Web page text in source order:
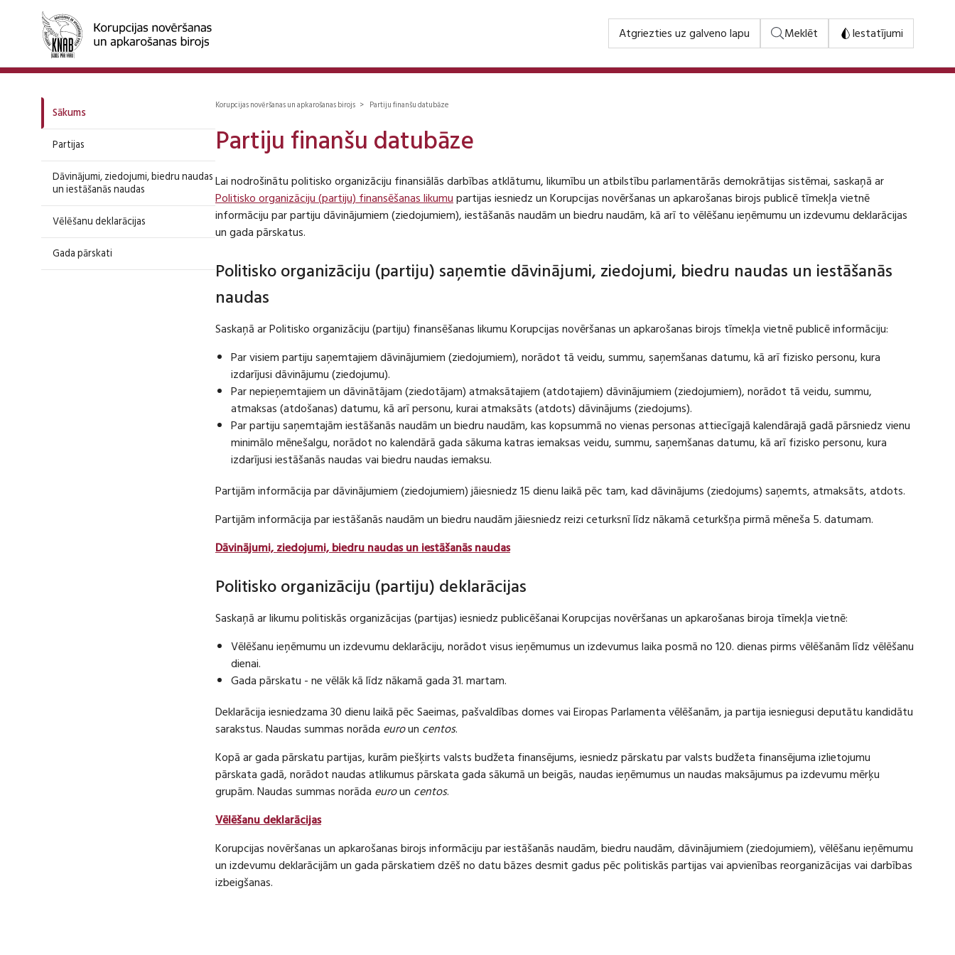
Atgriezties uz galveno lapu Meklēt Iestatījumi
Sākums
Partijas
Dāvinājumi, ziedojumi, biedru naudas
un iestāšanās naudas
Vēlēšanu deklarācijas
Gada pārskati
Korupcijas novēršanas un apkarošanas birojs > Partiju finanšu datubāze
Partiju finanšu datubāze
Lai nodrošinātu politisko organizāciju finansiālās darbības atklātumu, likumību un atbilstību parlamentārās demokrātijas sistēmai, saskaņā ar
Politisko organizāciju (partiju) finansēšanas likumupartijas iesniedz un Korupcijas novēršanas un apkarošanas birojs publicē tīmekļa vietnē
informāciju par partiju dāvinājumiem (ziedojumiem), iestāšanās naudām un biedru naudām, kā arī to vēlēšanu ieņēmumu un izdevumu deklarācijas
un gada pārskatus.
Politisko organizāciju (partiju) saņemtie dāvinājumi, ziedojumi, biedru naudas un iestāšanās
naudas
Saskaņā ar Politisko organizāciju (partiju) finansēšanas likumu Korupcijas novēršanas un apkarošanas birojs tīmekļa vietnē publicē informāciju:
Par visiem partiju saņemtajiem dāvinājumiem (ziedojumiem), norādot tā veidu, summu, saņemšanas datumu, kā arī fizisko personu, kura
izdarījusi dāvinājumu (ziedojumu).
Par nepieņemtajiem un dāvinātājam (ziedotājam) atmaksātajiem (atdotajiem) dāvinājumiem (ziedojumiem), norādot tā veidu, summu,
atmaksas (atdošanas) datumu, kā arī personu, kurai atmaksāts (atdots) dāvinājums (ziedojums).
Par partiju saņemtajām iestāšanās naudām un biedru naudām, kas kopsummā no vienas personas attiecīgajā kalendārajā gadā pārsniedz vienu
minimālo mēnešalgu, norādot no kalendārā gada sākuma katras iemaksas veidu, summu, saņemšanas datumu, kā arī fizisko personu, kura
izdarījusi iestāšanās naudas vai biedru naudas iemaksu.
Partijām informācija par dāvinājumiem (ziedojumiem) jāiesniedz 15 dienu laikā pēc tam, kad dāvinājums (ziedojums) saņemts, atmaksāts, atdots.
Partijām informācija par iestāšanās naudām un biedru naudām jāiesniedz reizi ceturksnī līdz nākamā ceturkšņa pirmā mēneša 5. datumam.
Dāvinājumi, ziedojumi, biedru naudas un iestāšanās naudas
Politisko organizāciju (partiju) deklarācijas
Saskaņā ar likumu politiskās organizācijas (partijas) iesniedz publicēšanai Korupcijas novēršanas un apkarošanas biroja tīmekļa vietnē:
Vēlēšanu ieņēmumu un izdevumu deklarāciju, norādot visus ieņēmumus un izdevumus laika posmā no 120. dienas pirms vēlēšanām līdz vēlēšanu
dienai.
Gada pārskatu - ne vēlāk kā līdz nākamā gada 31. martam.
Deklarācija iesniedzama 30 dienu laikā pēc Saeimas, pašvaldības domes vai Eiropas Parlamenta vēlēšanām, ja partija iesniegusi deputātu kandidātu
sarakstus. Naudas summas norāda euroun centos.
Kopā ar gada pārskatu partijas, kurām piešķirts valsts budžeta finansējums, iesniedz pārskatu par valsts budžeta finansējuma izlietojumu
pārskata gadā, norādot naudas atlikumus pārskata gada sākumā un beigās, naudas ieņēmumus un naudas maksājumus pa izdevumu mērķu
grupām. Naudas summas norāda euroun centos.
Vēlēšanu deklarācijas
Korupcijas novēršanas un apkarošanas birojs informāciju par iestāšanās naudām, biedru naudām, dāvinājumiem (ziedojumiem), vēlēšanu ieņēmumu
un izdevumu deklarācijām un gada pārskatiem dzēš no datu bāzes desmit gadus pēc politiskās partijas vai apvienības reorganizācijas vai darbības
izbeigšanas.